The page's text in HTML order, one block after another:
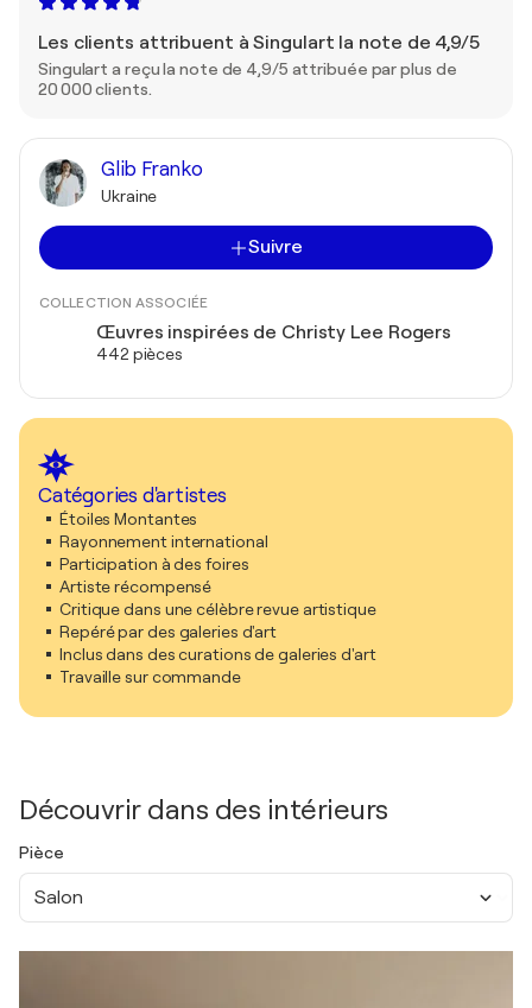
Les clients attribuent à Singulart la note de 4,9/5
Singulart a reçu la note de 4,9/5 attribuée par plus de
20 000 clients.
Glib Franko
Ukraine
Suivre
COLLECTION ASSOCIÉE
Œuvres inspirées de Christy Lee Rogers
442 pièces
Catégories d'artistes
Étoiles Montantes
Rayonnement international
Participation à des foires
Artiste récompensé
Critique dans une célèbre revue artistique
Repéré par des galeries d'art
Inclus dans des curations de galeries d'art
Travaille sur commande
Découvrir dans des intérieurs
Pièce
Salon